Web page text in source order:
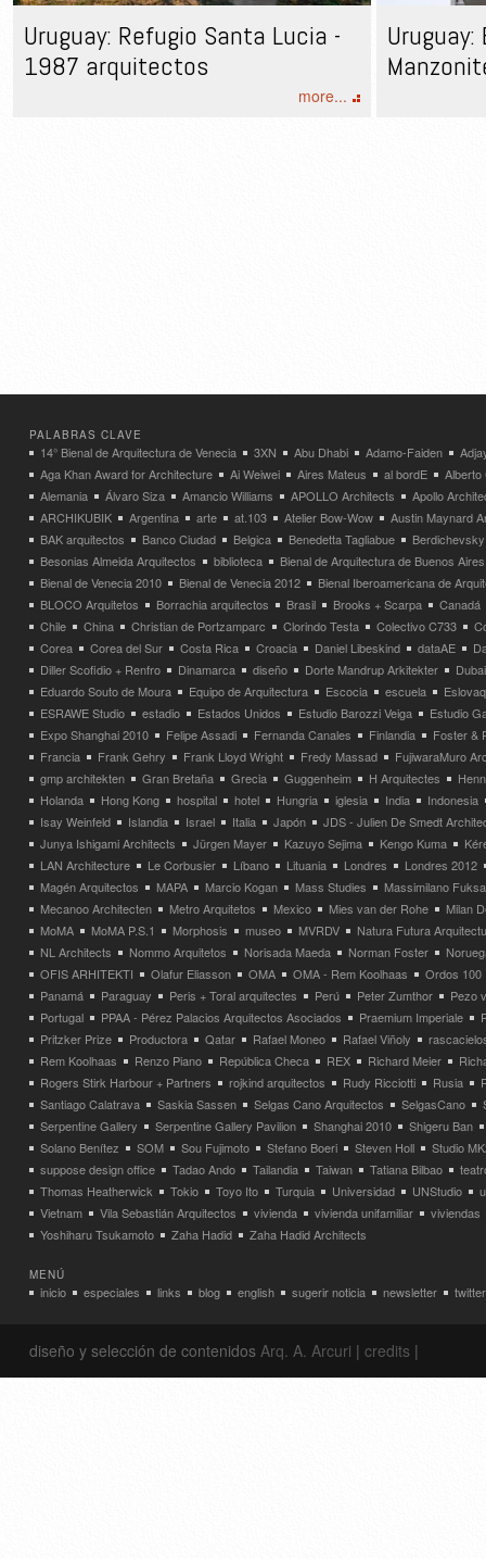
Uruguay: Refugio Santa Lucia -
1987 arquitectos
more...
PALABRAS CLAVE
14° Bienal de Arquitectura de Venecia 3XN Abu Dhabi Adamo-Faiden
Aga Khan Award for Architecture
Ai Weiwei Aires Mateus al bordE
Alberto
Alemania
Álvaro Siza Amancio Williams APOLLO Architects
Apollo
ARCHIKUBIK
Argentina arte at.103 Atelier Bow-Wow
Austin Maynard
BAK arquitectos
Banco Ciudad Belgica Benedetta Tagliabue
Besonias Almeida Arquitectos
biblioteca
Bienal de Arquitectura de Buenos Aires
Bienal de Venecia 2010
Bienal de Venecia 2012
Bienal Iberoamericana de
BLOCO Arquitetos
Borrachia arquitectos Brasil Brooks + Scarpa
Canadá
Chile
China Christian de Portzamparc Clorindo Testa Colectivo C733
Corea
Corea del Sur Costa Rica Croacia Daniel Libeskind dataAE
Diller Scofidio + Renfro
Dinamarca diseño Dorte Mandrup Arkitekter
Dubai
Eduardo Souto de Moura
Equipo de Arquitectura Escocia escuela
ESRAWE Studio
estadio Estados Unidos Estudio Barozzi Veiga
Estudio
Expo Shanghai 2010
Felipe Assadi Fernanda Canales Finlandia
Foster &
Francia
Frank Gehry Frank Lloyd Wright Fredy Massad
FujiwaraMuro
gmp architekten
Gran Bretaña Grecia Guggenheim H Arquitectes
Holanda
Hong Kong hospital hotel Hungria iglesia India
Indonesia
Isay Weinfeld
Islandia Israel Italia Japón
JDS - Julien De Smedt
Junya Ishigami Architects
Jürgen Mayer Kazuyo Sejima Kengo Kuma
LAN Architecture
Le Corbusier Líbano Lituania Londres
Londres 2012
Magén Arquitectos
MAPA Marcio Kogan Mass Studies
Massimilano
Mecanoo Architecten
Metro Arquitetos Mexico Mies van der Rohe
Milan
MoMA
MoMA P.S.1 Morphosis museo MVRDV
Natura Futura
NL Architects
Nommo Arquitetos Norisada Maeda Norman Foster
OFIS ARHITEKTI
Olafur Eliasson OMA OMA - Rem Koolhaas
Ordos 100
Panamá
Paraguay Peris + Toral arquitectes Perú Peter Zumthor
Pezo
Portugal
PPAA - Pérez Palacios Arquitectos Asociados Praemium Imperiale
Pritzker Prize
Productora Qatar Rafael Moneo Rafael Viñoly
Rem Koolhaas
Renzo Piano República Checa REX Richard Meier
Rogers Stirk Harbour + Partners
rojkind arquitectos Rudy Ricciotti Rusia
Santiago Calatrava
Saskia Sassen Selgas Cano Arquitectos SelgasCano
Serpentine Gallery
Serpentine Gallery Pavilion Shanghai 2010
Shigeru Ban
Solano Benítez
SOM Sou Fujimoto Stefano Boeri Steven Holl
Studio
suppose design office
Tadao Ando Tailandia Taiwan Tatiana Bilbao
Thomas Heatherwick
Tokio Toyo Ito Turquia Universidad UNStudio
Vietnam
Vila Sebastián Arquitectos vivienda vivienda unifamiliar
viviendas
Yoshiharu Tsukamoto
Zaha Hadid Zaha Hadid Architects
MENÚ
inicio especiales links blog english sugerir noticia newsletter twitter
diseño y selección de contenidos Arq. A. Arcuri | credits |